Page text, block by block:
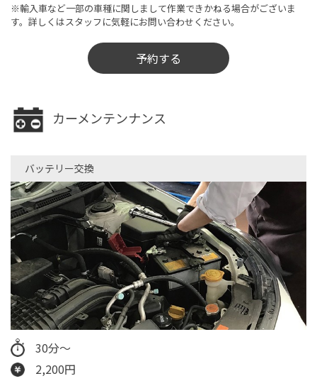
※輸入車など一部の車種に関しまして作業できかねる場合がございま
す。詳しくはスタッフに気軽にお問い合わせください。
予約する
カーメンテンナンス
バッテリー交換
30分～
2,200円